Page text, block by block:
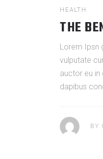
HEALTH
THE
Lorem Ipsn
vulputate
auctor eu in
dapibus
BY